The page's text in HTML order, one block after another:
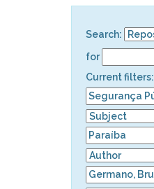
Search:
for
Current filters: